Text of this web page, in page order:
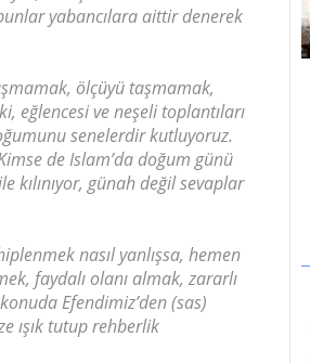
yabancılara aittir denerek
ölçüyü taşmamak,
eğlencesi ve neşeli toplantıları
senelerdir kutluyoruz.
de Islam’da doğum günü
kılınıyor, günah değil sevaplar
nasıl yanlışsa, hemen
faydalı olanı almak, zararlı
Efendimiz’den (sas)
ışık tutup rehberlik